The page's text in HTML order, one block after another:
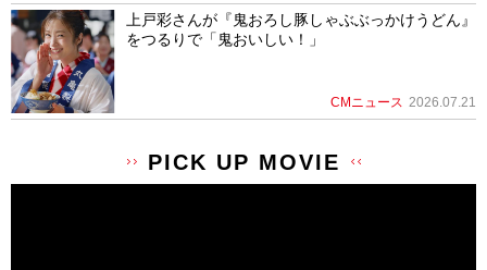
上戸彩さんが『鬼おろし豚しゃぶぶっかけうどん』
をつるりで「鬼おいしい！」
CMニュース 2026.07.21
PICK UP MOVIE